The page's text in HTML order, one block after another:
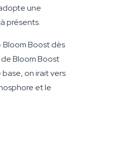
une
présents.
Bloom Boost dès
Bloom Boost
on irait vers
et le